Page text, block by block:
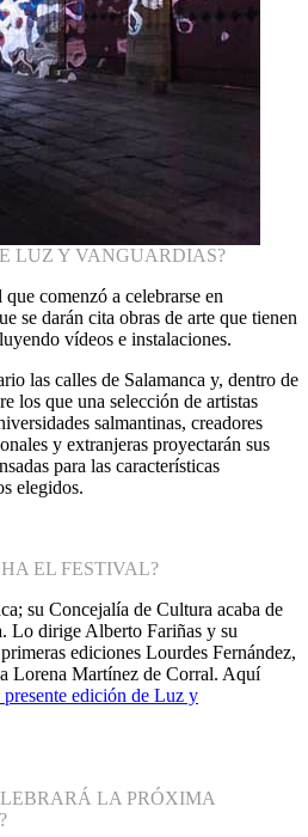
LUZ Y VANGUARDIAS?
comenzó a celebrarse en
se darán cita obras de arte que tienen
vídeos e instalaciones.
las calles de Salamanca y, dentro de
los que una selección de artistas
salmantinas, creadores
y extranjeras proyectarán sus
para las características
elegidos.
EL FESTIVAL?
su Concejalía de Cultura acaba de
Lo dirige Alberto Fariñas y su
ediciones Lourdes Fernández,
Lorena Martínez de Corral. Aquí
edición de Luz y
LA PRÓXIMA